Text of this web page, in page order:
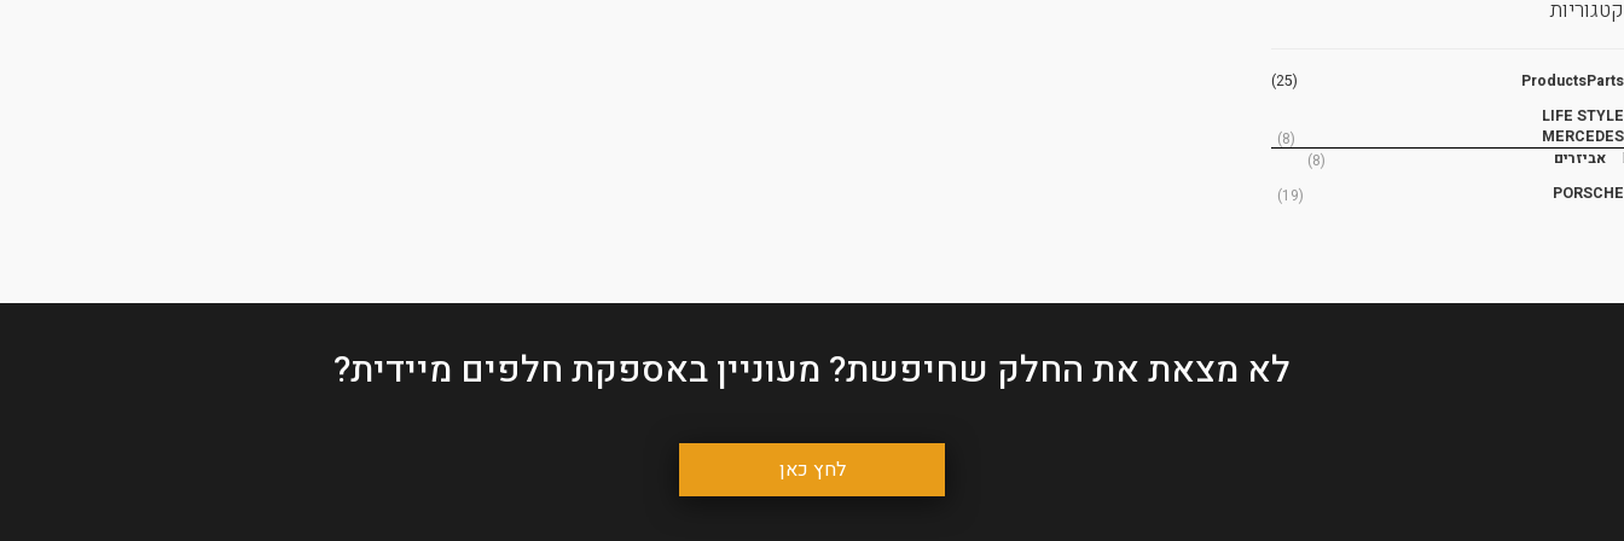
קטגוריות
ProductsParts
(25)
LIFE STYLE
MERCEDES
(8)
אביזרים
(8)
PORSCHE
(19)
לא מצאת את החלק שחיפשת? מעוניין באספקת חלפים מיידית?
לחץ כאן